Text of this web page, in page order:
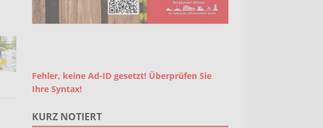
Fehler, keine Ad-ID gesetzt! Überprüfen Sie
Ihre Syntax!
KURZ NOTIERT